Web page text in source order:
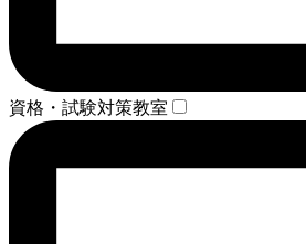
資格・試験対策教室